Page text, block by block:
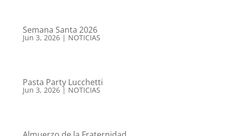
Semana Santa 2026
Jun 3, 2026| NOTICIAS
Pasta Party Lucchetti
Jun 3, 2026| NOTICIAS